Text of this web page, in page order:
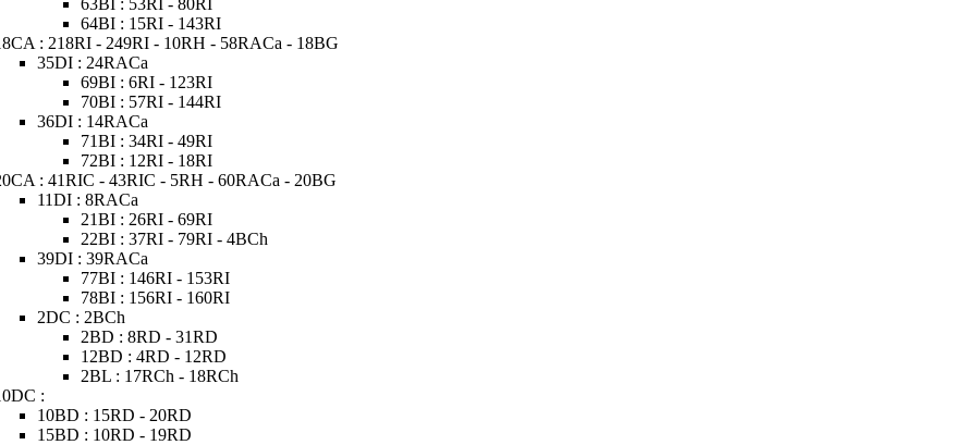
63BI : 53RI - 80RI
64BI : 15RI - 143RI
: 218RI - 249RI - 10RH - 58RACa - 18BG
35DI : 24RACa
69BI : 6RI - 123RI
70BI : 57RI - 144RI
36DI : 14RACa
71BI : 34RI - 49RI
72BI : 12RI - 18RI
: 41RIC - 43RIC - 5RH - 60RACa - 20BG
11DI : 8RACa
21BI : 26RI - 69RI
22BI : 37RI - 79RI - 4BCh
39DI : 39RACa
77BI : 146RI - 153RI
78BI : 156RI - 160RI
2DC : 2BCh
2BD : 8RD - 31RD
12BD : 4RD - 12RD
2BL : 17RCh - 18RCh
:
10BD : 15RD - 20RD
15BD : 10RD - 19RD